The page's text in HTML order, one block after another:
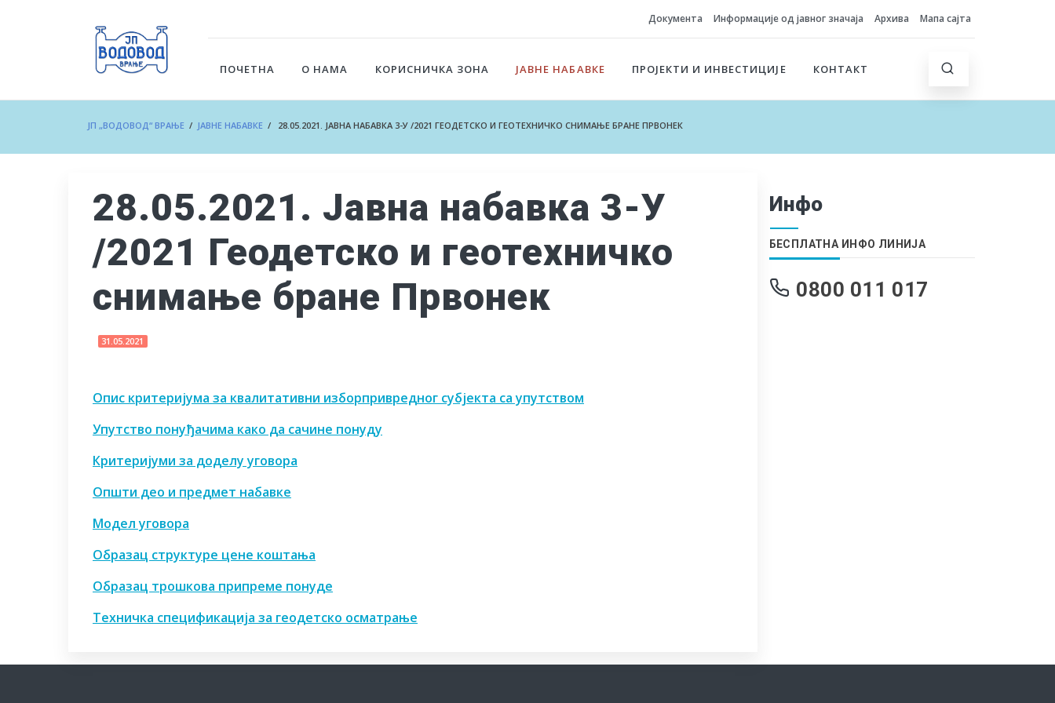
Документа Информације од јавног значаја Архива Мапа сајта
ПОЧЕТНА О НАМА КОРИСНИЧКА ЗОНА ЈАВНЕ НАБАВКЕ ПРОЈЕКТИ И ИНВЕСТИЦИЈЕ КОНТАКТ
ЈП „ВОДОВОД“ ВРАЊЕ / ЈАВНЕ НАБАВКЕ / 28.05.2021. ЈАВНА НАБАВКА 3-У /2021 ГЕОДЕТСКО И ГЕОТЕХНИЧКО СНИМАЊЕ БРАНЕ ПРВОНЕК
28.05.2021. Јавна набавка 3-У
/2021 Геодетско и геотехничко
снимање бране Првонек
31.05.2021
Опис критеријума за квалитативни изборпривредног субјекта са упутством
Упутство понуђачима како да сачине понуду
Критеријуми за доделу уговора
Општи део и предмет набавке
Модел уговора
Образац структуре цене коштања
Образац трошкова припреме понуде
Техничка спецификација за геодетско осматрање
Инфо
БЕСПЛАТНА ИНФО ЛИНИЈА
0800 011 017